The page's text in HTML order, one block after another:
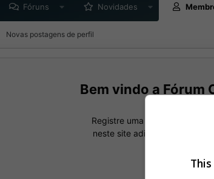
Fóruns Novidades
Novas postagens de perfil
Fórum
Registre uma conta gratuita
neste site adicionando seus